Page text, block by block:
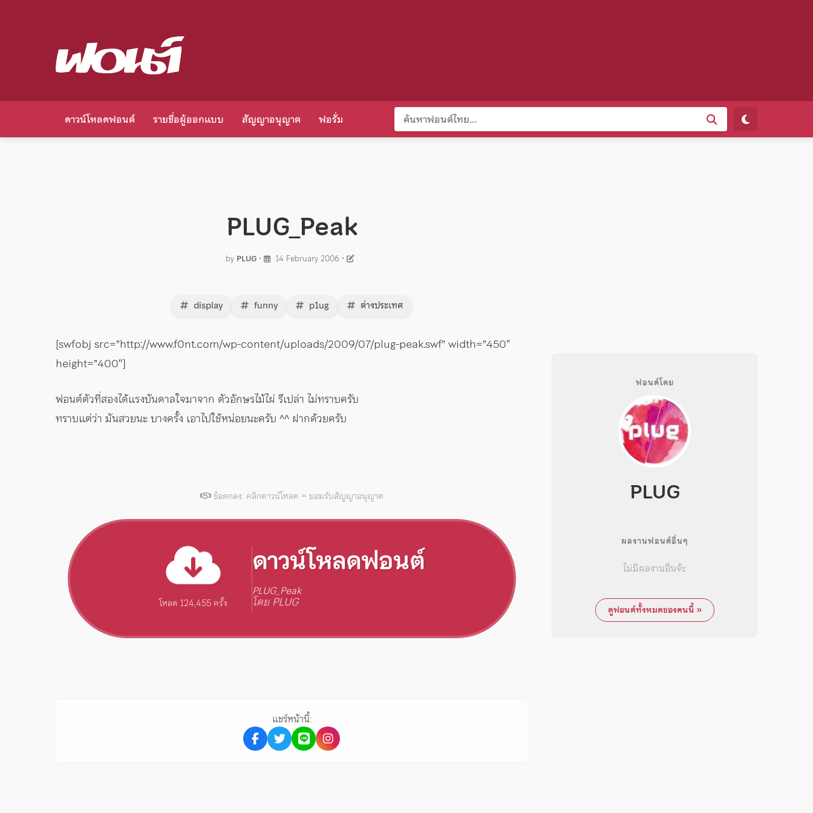
ดาวน์โหลดฟอนต์ รายชื่อผู้ออกแบบ สัญญาอนุญาต ฟอรั่ม
PLUG_Peak
by PLUG • 14 February 2006 •
display funny p1ug ต่างประเทศ
[swfobj src=”http://www.f0nt.com/wp-content/uploads/2009/07/plug-peak.swf” width=”450″
height=”400″]
ฟอนต์ตัวที่สองได้แรงบันดาลใจมาจาก ตัวอักษรไม้ไผ่ รึเปล่า ไม่ทราบครับ
ทราบแต่ว่า มันสวยนะ บางครั้ง เอาไปใช้หน่อยนะครับ ^^ ฝากด้วยครับ
ข้อตกลง: คลิกดาวน์โหลด = ยอมรับสัญญาอนุญาต
โหลด 124,455 ครั้ง
ดาวน์โหลดฟอนต์
PLUG_Peak
โดย PLUG
แชร์หน้านี้:
ฟอนต์โดย
PLUG
ผลงานฟอนต์อื่นๆ
ไม่มีผลงานอื่นจ้ะ
ดูฟอนต์ทั้งหมดของคนนี้ »